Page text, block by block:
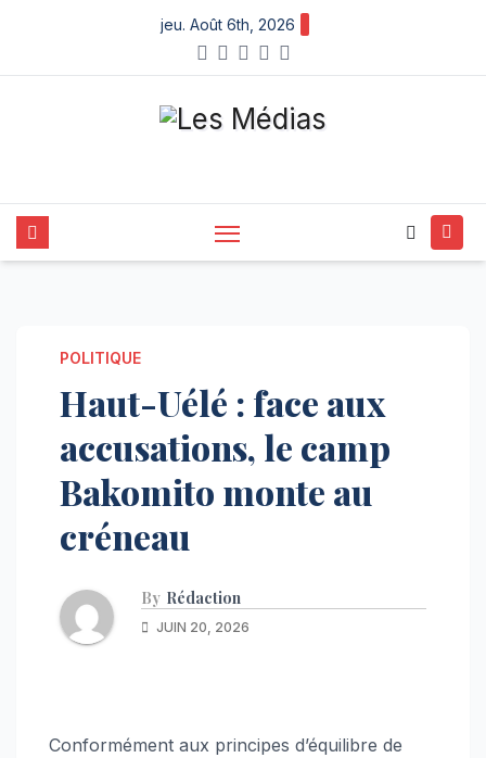
content
jeu. Août 6th, 2026
POLITIQUE
Haut-Uélé : face aux
accusations, le camp
Bakomito monte au
créneau
By Rédaction
JUIN 20, 2026
Conformément aux principes d’équilibre de